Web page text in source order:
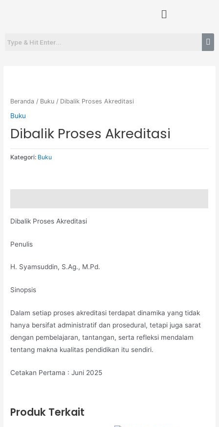
Menu
Beranda / Buku / Dibalik Proses Akreditasi
Buku
Dibalik Proses Akreditasi
Kategori: Buku
Dibalik Proses Akreditasi
Penulis
H. Syamsuddin, S.Ag., M.Pd.
Sinopsis
Dalam setiap proses akreditasi terdapat dinamika yang tidak
hanya bersifat administratif dan prosedural, tetapi juga sarat
dengan pembelajaran, tantangan, serta refleksi mendalam
tentang makna kualitas pendidikan itu sendiri.
Cetakan Pertama : Juni 2025
Produk Terkait